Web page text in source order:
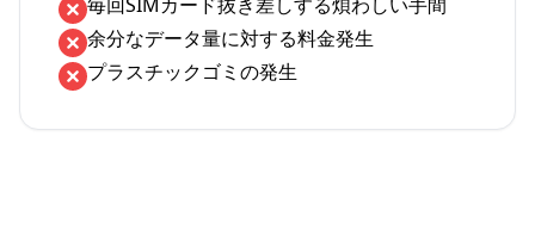
余分なデータ量に対する料金発生
プラスチックゴミの発生